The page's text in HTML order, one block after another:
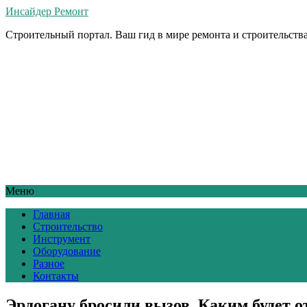
Инсайдер Ремонт
Строительный портал. Ваш гид в мире ремонта и
Меню
Главная
Строительство
Инструмент
Оборудование
Разное
Контакты